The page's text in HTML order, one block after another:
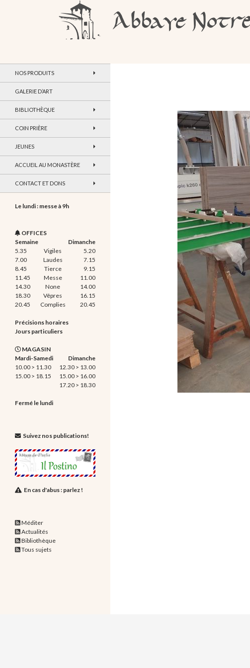
NOS PRODUITS
GALERIE D’ART
BIBLIOTHÈQUE
COIN PRIÈRE
JEUNES
ACCUEIL AU MONASTÈRE
CONTACT ET DONS
Le lundi : messe à 9h
OFFICES
Semaine
Dimanche
5.35
Vigiles
5.20
7.00
Laudes
7.15
8.45
Tierce
9.15
11.45
Messe
11.00
14.30
None
14.00
18.30
Vêpres
16.15
20.45
Complies 20.45
Précisions horaires
Jours particuliers
MAGASIN
Mardi-Samedi
Dimanche
10.00 > 11.30
12.30 > 13.00
15.00 > 18.15
15.00 > 16.00
17.20 > 18.30
Fermé le lundi
Suivez nos publications!
En cas d'abus : parlez !
Méditer
Actualités
Bibliothèque
Tous sujets